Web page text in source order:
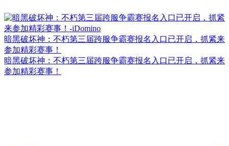
暗黑破坏神：不朽第三届跨服争霸赛报名入口已开启，抓紧来
参加精彩赛事！
暗黑破坏神：不朽第三届跨服争霸赛报名入口已开启，抓紧来
参加精彩赛事！